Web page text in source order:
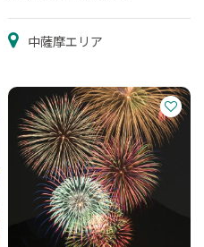
中薩摩エリア